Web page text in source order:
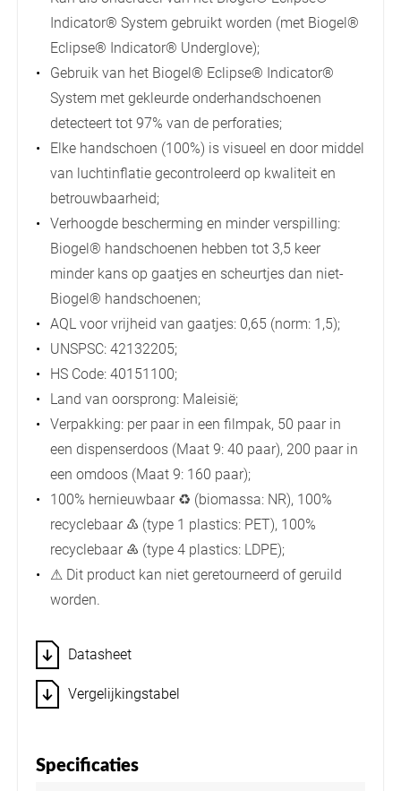
Indicator® System gebruikt worden (met Biogel®
Eclipse® Indicator® Underglove);
Gebruik van het Biogel® Eclipse® Indicator®
System met gekleurde onderhandschoenen
detecteert tot 97% van de perforaties;
Elke handschoen (100%) is visueel en door middel
van luchtinflatie gecontroleerd op kwaliteit en
betrouwbaarheid;
Verhoogde bescherming en minder verspilling:
Biogel® handschoenen hebben tot 3,5 keer
minder kans op gaatjes en scheurtjes dan niet-
Biogel® handschoenen;
AQL voor vrijheid van gaatjes: 0,65 (norm: 1,5);
UNSPSC: 42132205;
HS Code: 40151100;
Land van oorsprong: Maleisië;
Verpakking: per paar in een filmpak, 50 paar in
een dispenserdoos (Maat 9: 40 paar), 200 paar in
een omdoos (Maat 9: 160 paar);
100% hernieuwbaar ♻ (biomassa: NR), 100%
recyclebaar ♳ (type 1 plastics: PET), 100%
recyclebaar ♶ (type 4 plastics: LDPE);
⚠ Dit product kan niet geretourneerd of geruild
worden.
Datasheet
Vergelijkingstabel
Specificaties